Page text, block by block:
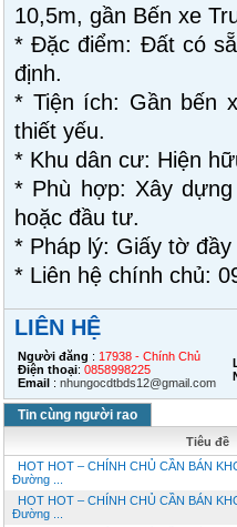
10,5m, gần Bến xe
* Đặc điểm: Đất có
định.
* Tiện ích: Gần bến
thiết yếu.
* Khu dân cư: Hiện
* Phù hợp: Xây
hoặc đầu tư.
* Pháp lý: Giấy tờ
* Liên hệ chính chủ:
LIÊN HỆ
Người đăng : 17938 - Chính Chủ
Điện thoại: 0858998225
Email : nhungocdtbds12@gmail.com
Tin cùng người rao
Tiêu đề
HOT HOT – CHÍNH CHỦ CẦN BÁN
Đường ...
HOT HOT – CHÍNH CHỦ CẦN BÁN
Đường ...